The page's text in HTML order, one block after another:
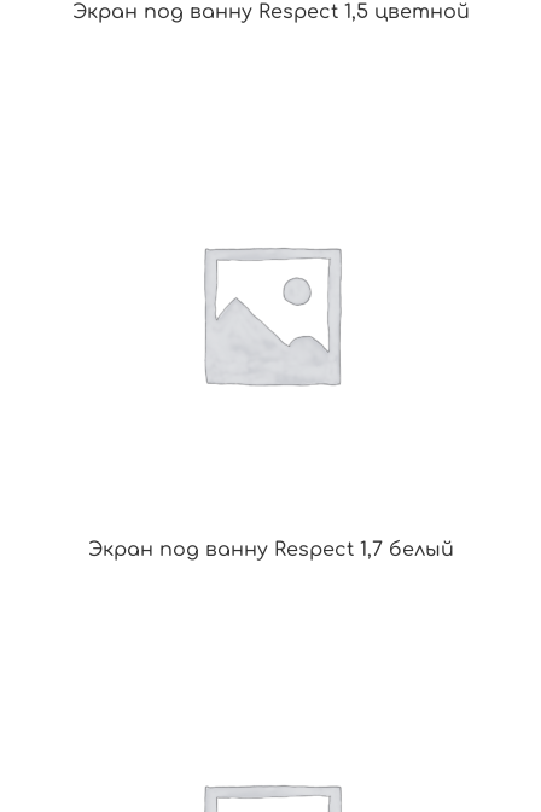
Экран под ванну Respect 1,5 цветной
Экран под ванну Respect 1,7 белый